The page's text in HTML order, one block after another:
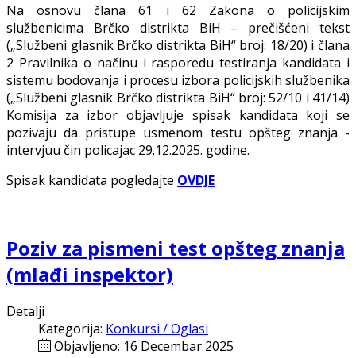
Na osnovu člana 61 i 62 Zakona o policijskim
službenicima Brčko distrikta BiH – prečišćeni tekst
(„Službeni glasnik Brčko distrikta BiH“ broj: 18/20) i člana
2 Pravilnika o načinu i rasporedu testiranja kandidata i
sistemu bodovanja i procesu izbora policijskih službenika
(„Službeni glasnik Brčko distrikta BiH“ broj: 52/10 i 41/14)
Komisija za izbor objavljuje spisak kandidata koji se
pozivaju da pristupe usmenom testu opšteg znanјa -
intervjuu čin policajac 29.12.2025. godine.
Spisak kandidata pogledajte OVDJE
Poziv za pismeni test opšteg znanja
(mlađi inspektor)
Detalji
Kategorija: Konkursi / Oglasi
Objavljeno: 16 Decembar 2025